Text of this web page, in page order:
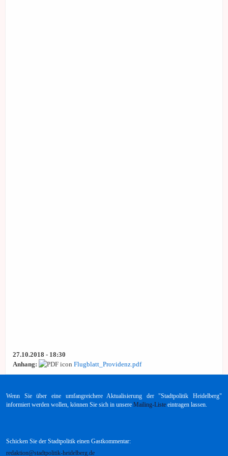
27.10.2018 - 18:30
Anhang:
Flugblatt_Providenz.pdf
Wenn Sie über eine umfangreichere Aktualisierung der "Stadtpolitik Heidelberg"
informiert werden wollen, können Sie sich in unsere Mailing-Liste eintragen lassen.
Schicken Sie der Stadtpolitik einen Gastkommentar:
redaktion@stadtpolitik-heidelberg.de